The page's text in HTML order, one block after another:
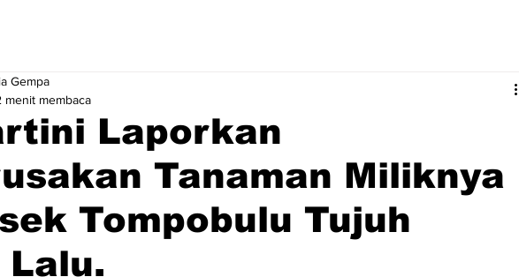
Laporkan
Tanaman Miliknya
Tompobulu Tujuh
Lalu.
Gempa
menit membaca